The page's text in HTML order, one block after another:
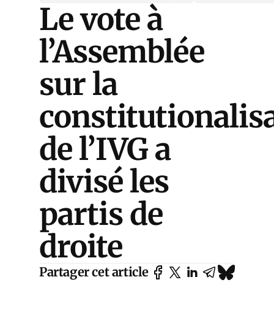
Le vote à
l’Assemblée
sur la
de l’IVG a
divisé les
partis de
droite
Partager cet article